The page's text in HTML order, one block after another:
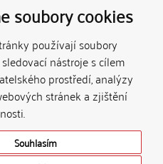
soubory cookies
používají soubory
nástroje s cílem
prostředí, analýzy
stránek a zjištění
Souhlasím
not